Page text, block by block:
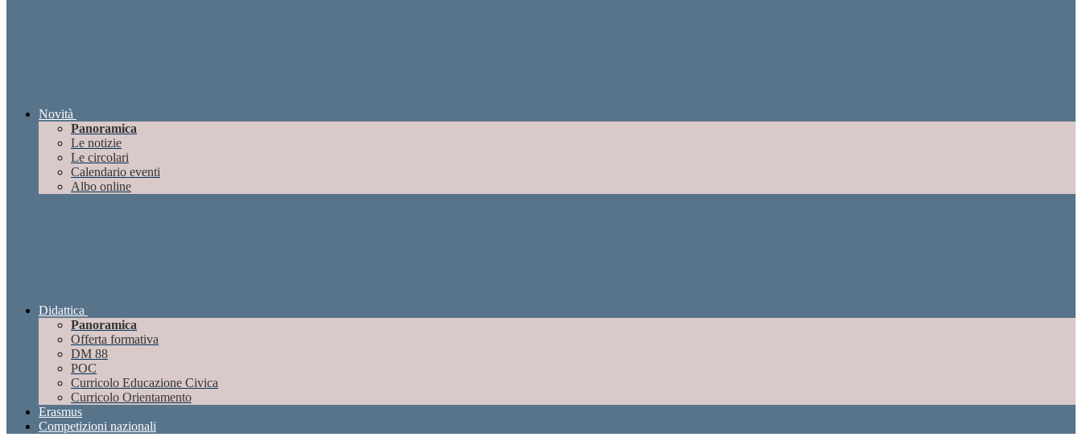
Novità
Panoramica
Le notizie
Le circolari
Calendario eventi
Albo online
Didattica
Panoramica
Offerta formativa
DM 88
POC
Curricolo Educazione Civica
Curricolo Orientamento
Erasmus
Competizioni nazionali